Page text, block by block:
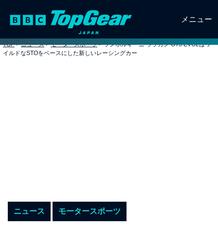
メニュー
TOP > ニュース > モータースポーツ > ランボルギーニ ウラカン GT3 EVO2はワ
イルドなSTOをベースにした新しいレーシングカー
ニュース モータースポーツ